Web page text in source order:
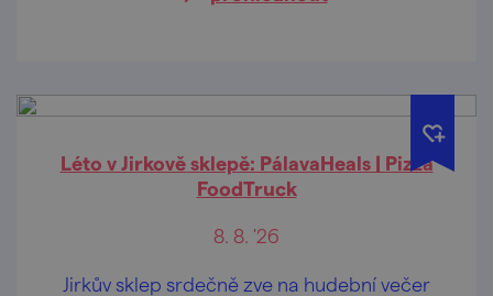
Léto v Jirkově sklepě: PálavaHeals | Pizza
FoodTruck
8. 8. '26
Jirkův sklep srdečně zve na hudební večer